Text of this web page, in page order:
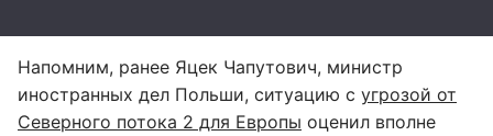
Напомним, ранее Яцек Чапутович, министр
иностранных дел Польши, ситуацию с угрозой от
Северного потока 2 для Европы оценил вполне